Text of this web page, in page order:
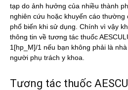
tạp do ảnh hưởng của nhiều thành
nghiên cứu hoặc khuyến cáo
phổ biến khi sử dụng. Chính vì vậy
thông tin về tương tác thuốc
1[hp_M]/1 nếu bạn không phải là
người phụ trách y khoa.
Tương tác thuốc